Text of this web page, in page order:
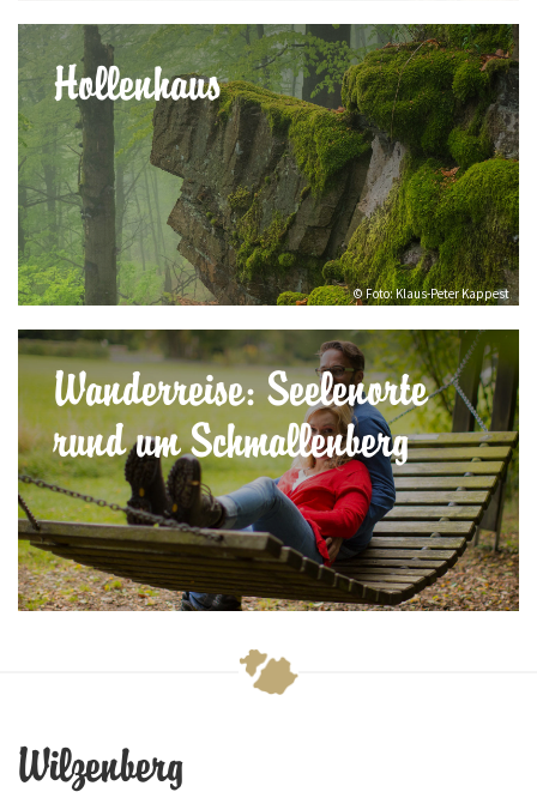
© Foto: Klaus-Peter Kappest
Hollenhaus
Wanderreise: Seelenorte
rund um Schmallenberg
Wilzenberg